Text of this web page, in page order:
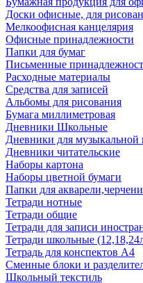
Доски офисные, для
Мелкоофисная канцелярия
Офисные принадлежности
Папки для бумаг
Письменные
Расходные материалы
Средства для записей
Альбомы для рисования
Бумага миллиметровая
Дневники Школьные
Дневники для
Дневники читательские
Наборы картона
Наборы цветной бумаги
Папки для
Тетради нотные
Тетради общие
Тетради для записи
Тетради школьные
Тетрадь для конспектов А4
Сменные блоки и
Школьный текстиль